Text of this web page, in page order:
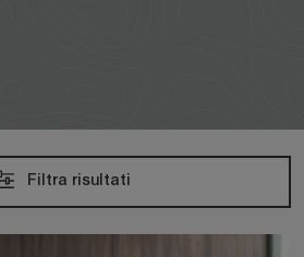
Filtra risultati